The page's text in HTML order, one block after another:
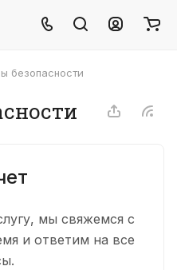
безопасности
мы свяжемся с
и ответим на все